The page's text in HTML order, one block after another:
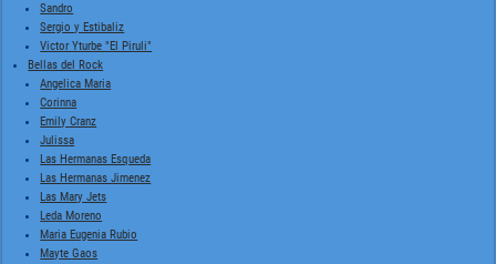
Sandro
Sergio y Estibaliz
Victor Yturbe "El Piruli"
Bellas del Rock
Angelica Maria
Corinna
Emily Cranz
Julissa
Las Hermanas Esqueda
Las Hermanas Jimenez
Las Mary Jets
Leda Moreno
Maria Eugenia Rubio
Mayte Gaos